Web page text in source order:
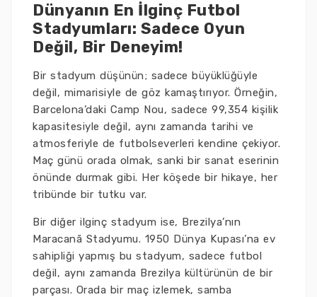
Dünyanın En İlginç Futbol
Stadyumları: Sadece Oyun
Değil, Bir Deneyim!
Bir stadyum düşünün; sadece büyüklüğüyle
değil, mimarisiyle de göz kamaştırıyor. Örneğin,
Barcelona’daki Camp Nou, sadece 99,354 kişilik
kapasitesiyle değil, aynı zamanda tarihi ve
atmosferiyle de futbolseverleri kendine çekiyor.
Maç günü orada olmak, sanki bir sanat eserinin
önünde durmak gibi. Her köşede bir hikaye, her
tribünde bir tutku var.
Bir diğer ilginç stadyum ise, Brezilya’nın
Maracanã Stadyumu. 1950 Dünya Kupası’na ev
sahipliği yapmış bu stadyum, sadece futbol
değil, aynı zamanda Brezilya kültürünün de bir
parçası. Orada bir maç izlemek, samba